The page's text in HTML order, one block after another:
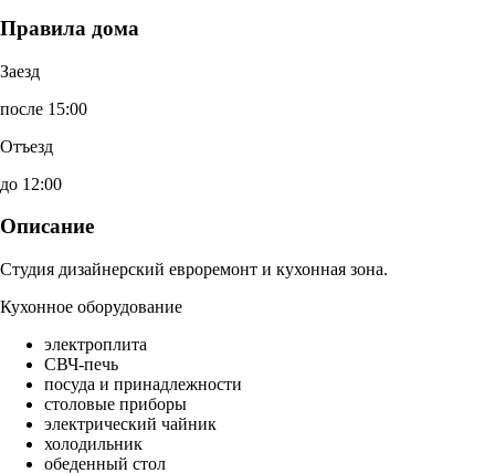
Правила дома
Заезд
после 15:00
Отъезд
до 12:00
Описание
Студия дизайнерский евроремонт и кухонная зона.
Кухонное оборудование
электроплита
СВЧ-печь
посуда и принадлежности
столовые приборы
электрический чайник
холодильник
обеденный стол